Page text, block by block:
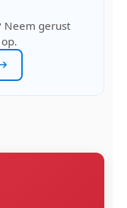
Neem gerust